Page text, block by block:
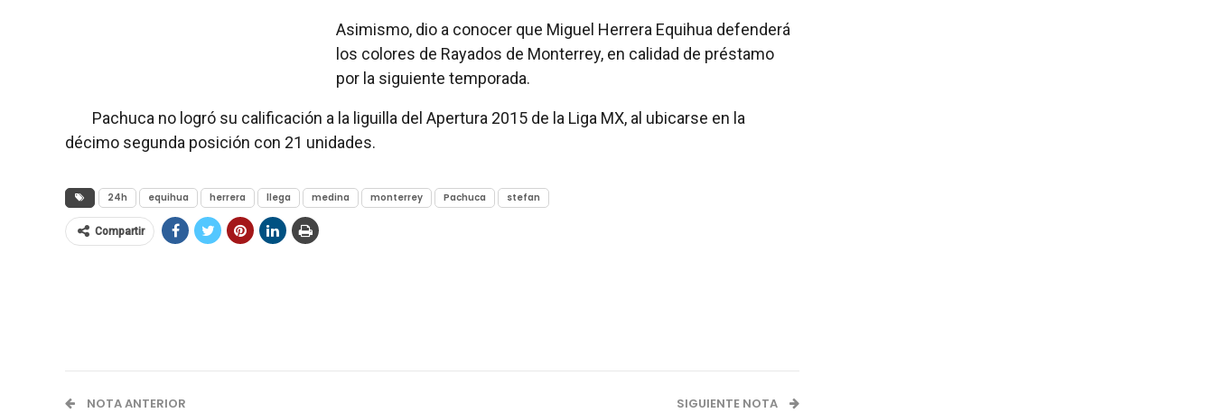
Asimismo, dio a conocer que Miguel Herrera Equihua defenderá
los colores de Rayados de Monterrey, en calidad de préstamo
por la siguiente temporada.
Pachuca no logró su calificación a la liguilla del Apertura 2015 de la Liga MX, al ubicarse en la
décimo segunda posición con 21 unidades.
24h equihua herrera llega medina monterrey Pachuca stefan
Compartir
NOTA ANTERIOR SIGUIENTE NOTA